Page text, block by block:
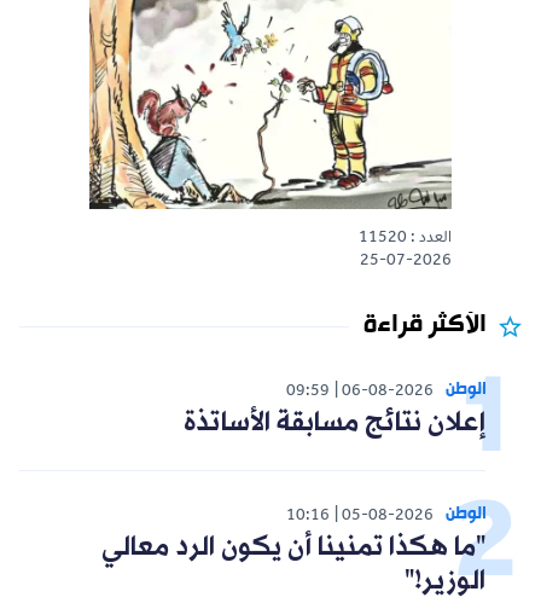
العدد : 11520
25-07-2026
الأكثر قراءة
الوطن 06-08-2026
09:59
إعلان نتائج مسابقة الأساتذة
الوطن 05-08-2026
10:16
"ما هكذا تمنينا أن يكون الرد معالي
الوزير!"